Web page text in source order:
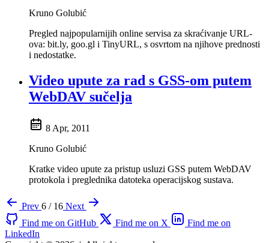
Kruno Golubić
Pregled najpopularnijih online servisa za skraćivanje URL-
ova: bit.ly, goo.gl i TinyURL, s osvrtom na njihove prednosti
i nedostatke.
Video upute za rad s GSS-om putem
WebDAV sučelja
8 Apr, 2011
Kruno Golubić
Kratke video upute za pristup usluzi GSS putem WebDAV
protokola i preglednika datoteka operacijskog sustava.
Prev 6 / 16 Next
Find me on GitHub
Find me on X
Find me on
LinkedIn